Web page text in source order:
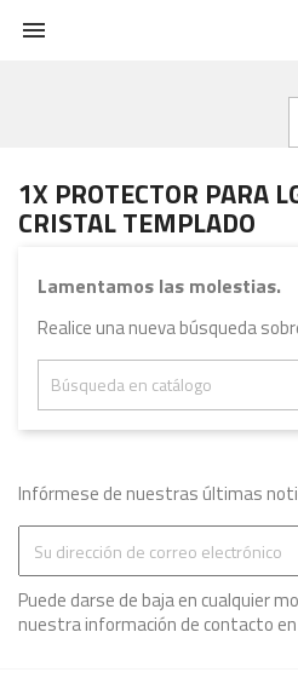

1X PROTECTOR PARA
CRISTAL TEMPLADO
Lamentamos las molestias.
Realice una nueva búsqueda
Infórmese de nuestras últimas
Puede darse de baja en cualquier
nuestra información de contacto en